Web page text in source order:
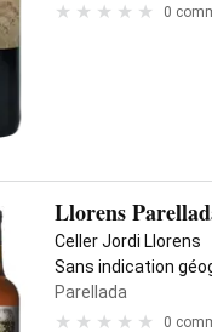
0
Llorens
Celler Jordi Llorens
Sans indication
Parellada
0